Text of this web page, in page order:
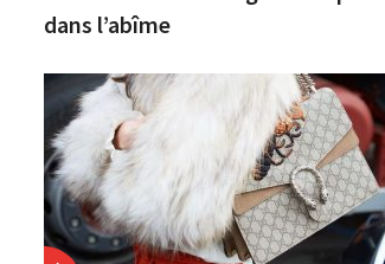
dans l’abîme